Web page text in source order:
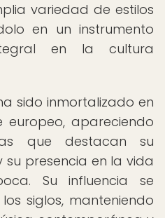
variedad de estilos
en un instrumento
en la cultura
sido inmortalizado en
apareciendo
que destacan su
presencia en la vida
Su influencia se
siglos, manteniendo